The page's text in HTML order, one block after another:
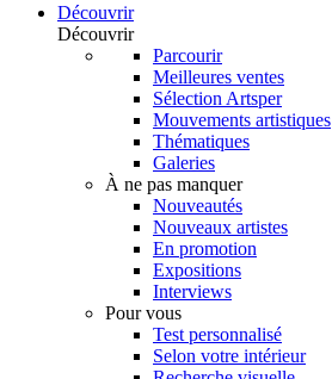
Découvrir
Découvrir
Parcourir
Meilleures ventes
Sélection Artsper
Mouvements artistiques
Thématiques
Galeries
À ne pas manquer
Nouveautés
Nouveaux artistes
En promotion
Expositions
Interviews
Pour vous
Test personnalisé
Selon votre intérieur